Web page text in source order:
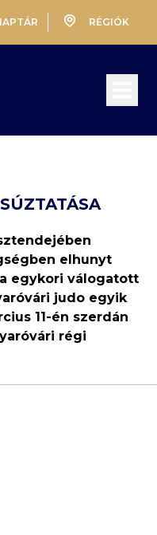
RÉGIÓK
elhunyt
egykori válogatott
judo egyik
11-én szerdán
régi